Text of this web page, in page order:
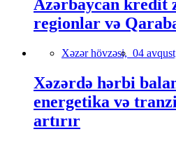
Azərbaycan kredit
regionlar və
Xəzər hövzəsi, 04
Xəzərdə hərbi
energetika və
artırır